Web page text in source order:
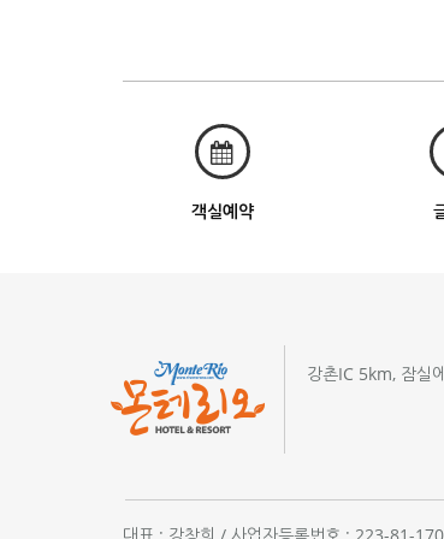
객실예약
강촌IC 5km, 잠실